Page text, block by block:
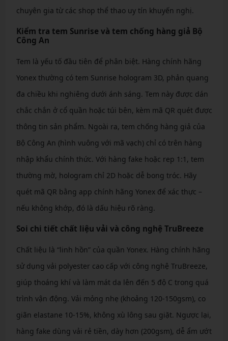
chuyên gia từ các shop thể thao uy tín khuyến nghị.
Kiểm tra tem Sunrise và tem chống hàng giả Bộ
Công An
Tem là yếu tố đầu tiên để phân biệt. Hàng chính hãng
Yonex thường có tem Sunrise hologram 3D, phản quang
đa chiều khi nghiêng dưới ánh sáng. Tem này được dán
chắc chắn ở cổ quần hoặc túi bên, kèm mã QR quét được
thông tin sản phẩm. Ngoài ra, tem chống hàng giả của
Bộ Công An (hình vuông với mã vạch) chỉ có trên hàng
nhập khẩu chính thức. Với hàng fake hoặc rep 1:1, tem
thường mờ, hologram chỉ 2D hoặc dễ bong tróc. Hãy
quét mã QR bằng app chính hãng Yonex để xác thực –
nếu không khớp, đó là dấu hiệu rõ ràng.
Soi chi tiết chất liệu vải và công nghệ TruBreeze
Chất liệu là “linh hồn” của quần Yonex. Hàng chính hãng
sử dụng vải polyester cao cấp với công nghệ TruBreeze,
giúp thoáng khí và làm mát da lên đến 5 độ C trong quá
trình vận động. Vải mỏng nhẹ (khoảng 120-150gsm), co
giãn elastane 10-15%, không xù lông sau giặt. Ngược lại,
hàng fake dùng vải rẻ tiền, dày hơn (200gsm), dễ ẩm ướt